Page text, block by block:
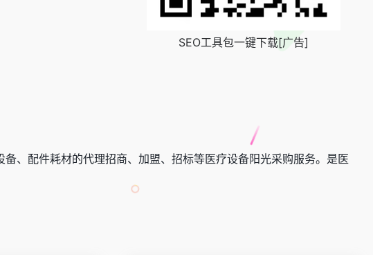
SEO工具包一键下载[广告]
、配件耗材的代理招商、加盟、招标等医疗设备阳光采购服务。是医